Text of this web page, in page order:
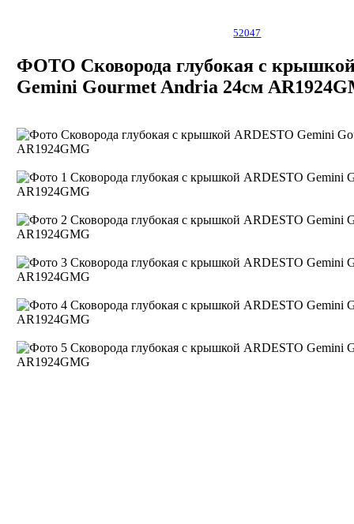
52047
ФОТО Сковорода глубокая с
Gemini Gourmet Andria 24см